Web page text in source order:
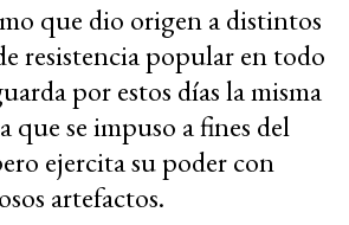
que dio origen a distintos
resistencia popular en todo
por estos días la misma
que se impuso a fines del
ejercita su poder con
artefactos.